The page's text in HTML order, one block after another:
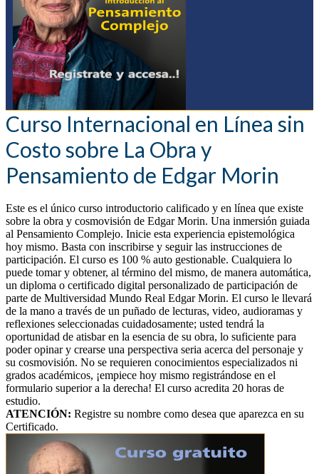
Curso Internacional en Línea sin
Costo sobre La Obra y
Pensamiento de Edgar Morin
Este es el único curso introductorio calificado y en línea que existe
sobre la obra y cosmovisión de Edgar Morin. Una inmersión guiada
al Pensamiento Complejo. Inicie esta experiencia epistemológica
hoy mismo. Basta con inscribirse y seguir las instrucciones de
participación. El curso es 100 % auto gestionable. Cualquiera lo
puede tomar y obtener, al término del mismo, de manera automática,
un diploma o certificado digital personalizado de participación de
parte de Multiversidad Mundo Real Edgar Morin. El curso le llevará
de la mano a través de un puñado de lecturas, video, audioramas y
reflexiones seleccionadas cuidadosamente; usted tendrá la
oportunidad de atisbar en la esencia de su obra, lo suficiente para
poder opinar y crearse una perspectiva seria acerca del personaje y
su cosmovisión. No se requieren conocimientos especializados ni
grados académicos, ¡empiece hoy mismo registrándose en el
formulario superior a la derecha! El curso acredita 20 horas de
estudio.
ATENCIÓN: Registre su nombre como desea que aparezca en su
Certificado.